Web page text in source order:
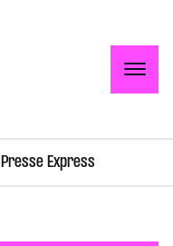
Presse Express